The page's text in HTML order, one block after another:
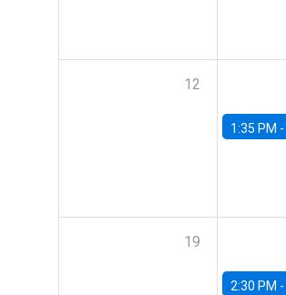
12
1:35 PM -
19
2:30 PM -